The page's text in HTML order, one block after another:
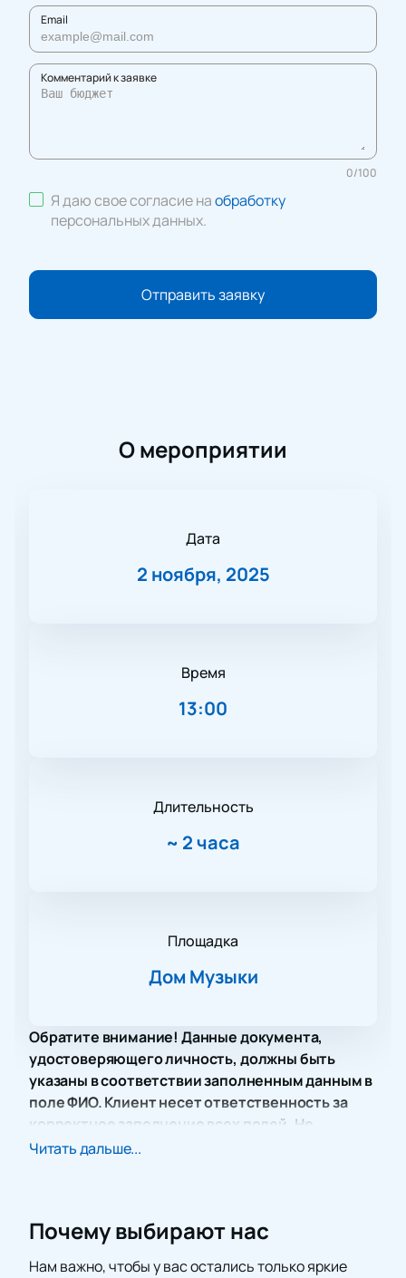
Email
Комментарий к заявке
0/100
Я даю свое согласие наобработку
персональных данных.
Отправить заявку
О мероприятии
Дата
2 ноября, 2025
Время
13:00
Длительность
~ 2 часа
Площадка
Дом Музыки
Обратите внимание! Данные документа,
удостоверяющего личность, должны быть
указаны в соответствии заполненным данным в
поле ФИО. Клиент несет ответственность за
корректное заполнение всех полей. Не
забудьте взять документ с собой!
музыки под чутким руководством Артема
Читать дальше...
Почему выбирают нас
Нам важно, чтобы у вас остались только яркие